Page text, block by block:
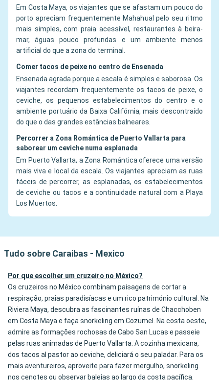
Em Costa Maya, os viajantes que se afastam um pouco do
porto apreciam frequentemente Mahahual pelo seu ritmo
mais simples, com praia acessível, restaurantes à beira-
mar, águas pouco profundas e um ambiente menos
artificial do que a zona do terminal.
Comer tacos de peixe no centro de Ensenada
Ensenada agrada porque a escala é simples e saborosa. Os
viajantes recordam frequentemente os tacos de peixe, o
ceviche, os pequenos estabelecimentos do centro e o
ambiente portuário da Baixa Califórnia, mais descontraído
do que o das grandes estâncias balneares.
Percorrer a Zona Romántica de Puerto Vallarta para
saborear um ceviche numa esplanada
Em Puerto Vallarta, a Zona Romántica oferece uma versão
mais viva e local da escala. Os viajantes apreciam as ruas
fáceis de percorrer, as esplanadas, os estabelecimentos
de ceviche ou tacos e a continuidade natural com a Playa
Los Muertos.
Tudo sobre Caraibas - Mexico
Por que escolher um cruzeiro no México?
Os cruzeiros no México combinam paisagens de cortar a
respiração, praias paradisíacas e um rico património cultural. Na
Riviera Maya, descubra as fascinantes ruínas de Chacchoben
em Costa Maya e faça snorkeling em Cozumel. Na costa oeste,
admire as formações rochosas de Cabo San Lucas e passeie
pelas ruas animadas de Puerto Vallarta. A cozinha mexicana,
dos tacos al pastor ao ceviche, deliciará o seu paladar. Para os
mais aventureiros, aproveite para fazer mergulho, snorkeling
nos cenotes ou observar baleias ao largo da costa pacífica.